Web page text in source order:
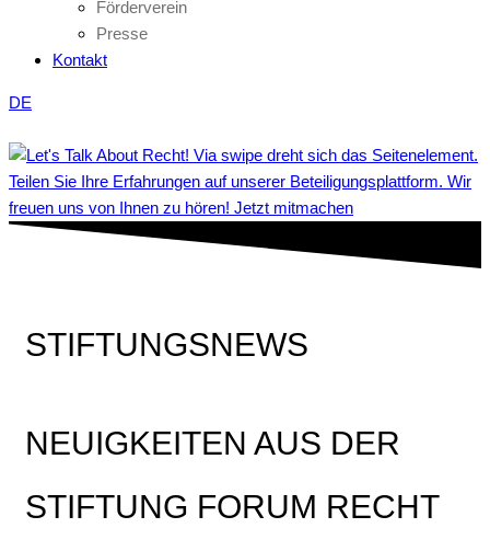
Förderverein
Presse
Kontakt
DE
Teilen Sie Ihre Erfahrungen auf unserer Beteiligungsplattform. Wir
freuen uns von Ihnen zu hören! Jetzt mitmachen
STIFTUNGSNEWS
NEUIGKEITEN AUS DER
STIFTUNG FORUM RECHT